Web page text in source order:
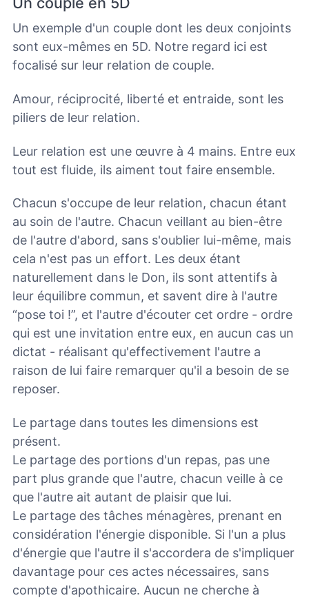
Un exemple d'un couple dont les deux conjoints
sont eux-mêmes en 5D. Notre regard ici est
focalisé sur leur relation de couple.
Amour, réciprocité, liberté et entraide, sont les
piliers de leur relation.
Leur relation est une œuvre à 4 mains. Entre eux
tout est fluide, ils aiment tout faire ensemble.
Chacun s'occupe de leur relation, chacun étant
au soin de l'autre. Chacun veillant au bien-être
de l'autre d'abord, sans s'oublier lui-même, mais
cela n'est pas un effort. Les deux étant
naturellement dans le Don, ils sont attentifs à
leur équilibre commun, et savent dire à l'autre
“pose toi !”, et l'autre d'écouter cet ordre - ordre
qui est une invitation entre eux, en aucun cas un
dictat - réalisant qu'effectivement l'autre a
raison de lui faire remarquer qu'il a besoin de se
reposer.
Le partage dans toutes les dimensions est
présent.
Le partage des portions d'un repas, pas une
part plus grande que l'autre, chacun veille à ce
que l'autre ait autant de plaisir que lui.
Le partage des tâches ménagères, prenant en
considération l'énergie disponible. Si l'un a plus
d'énergie que l'autre il s'accordera de s'impliquer
davantage pour ces actes nécessaires, sans
compte d'apothicaire. Aucun ne cherche à